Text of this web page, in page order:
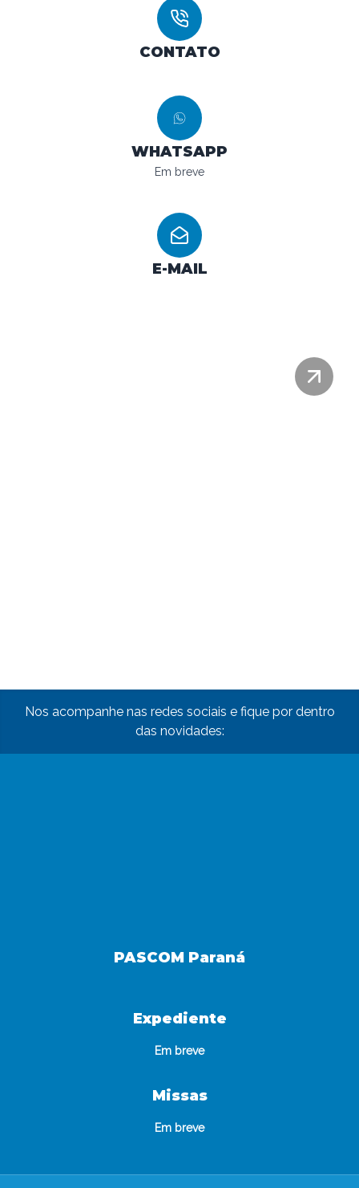
CONTATO
WHATSAPP
Em breve
E-MAIL
Nos acompanhe nas redes sociais e fique por dentro
das novidades:
PASCOM Paraná
Expediente
Em breve
Missas
Em breve